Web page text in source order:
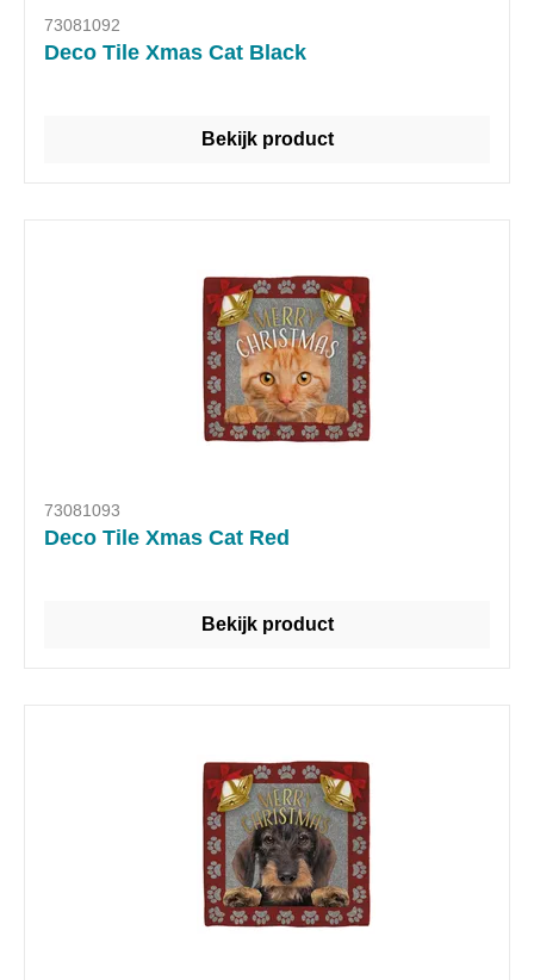
73081092
Deco Tile Xmas Cat Black
Bekijk product
73081093
Deco Tile Xmas Cat Red
Bekijk product